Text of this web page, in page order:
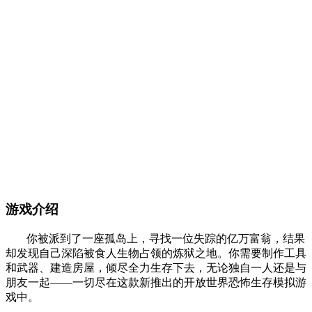
游戏介绍
你被派到了一座孤岛上，寻找一位失踪的亿万富翁，结果
却发现自己深陷被食人生物占领的炼狱之地。你需要制作工具
和武器、建造房屋，倾尽全力生存下去，无论独自一人还是与
朋友一起——一切尽在这款新推出的开放世界恐怖生存模拟游
戏中。